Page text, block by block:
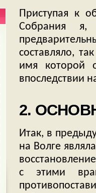
Приступая к
Собрания я,
составляло,
имя которой
впоследствии
2.
Итак, в
на Волге
с этими